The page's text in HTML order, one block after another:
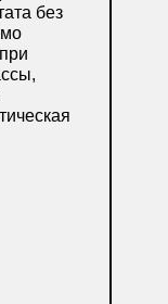
без